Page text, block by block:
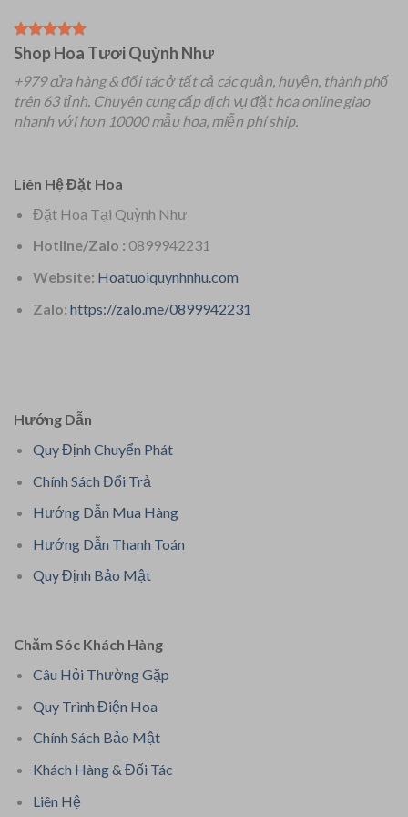
Shop Hoa Tươi Quỳnh Như
+979 cửa hàng & đối tác ở tất cả các quận, huyện, thành phố
trên 63 tỉnh. Chuyên cung cấp dịch vụ đặt hoa online giao
nhanh với hơn 10000 mẫu hoa, miễn phí ship.
Liên Hệ Đặt Hoa
Đặt Hoa Tại Quỳnh Như
Hotline/Zalo : 0899942231
Website: Hoatuoiquynhnhu.com
Zalo: https://zalo.me/0899942231
Hướng Dẫn
Quy Định Chuyển Phát
Chính Sách Đổi Trả
Hướng Dẫn Mua Hàng
Hướng Dẫn Thanh Toán
Quy Định Bảo Mật
Chăm Sóc Khách Hàng
Câu Hỏi Thường Gặp
Quy Trình Điện Hoa
Chính Sách Bảo Mật
Khách Hàng & Đối Tác
Liên Hệ